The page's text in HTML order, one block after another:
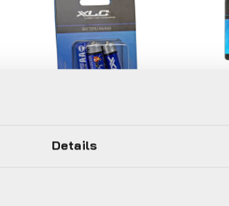
Details
opladers (niet voor